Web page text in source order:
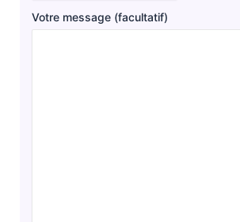
Votre message (facultatif)